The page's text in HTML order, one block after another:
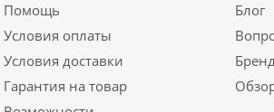
Помощь
Условия оплаты
Условия доставки
Гарантия на товар
Блог